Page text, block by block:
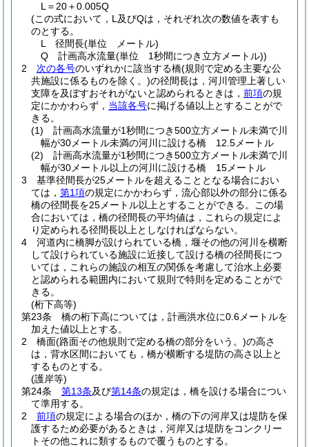
L＝20＋0.005Q
(この式において，L及びQは，それぞれ次の数値を表すも
のとする。
L 径間長(単位 メートル)
Q 計画高水流量(単位 1秒間につき立方メートル))
2
次の各号のいずれかに該当する橋(規則で定める主要な公
共施設に係るものを除く。)の径間長は，河川管理上著しい
支障を及ぼすおそれがないと認められるときは， 前項の規
定にかかわらず， 当該各号に掲げる値以上とすることがで
きる。
(1)
計画高水流量が1秒間につき500立方メートル未満で川
幅が30メートル未満の河川に設ける橋 12.5メートル
(2)
計画高水流量が1秒間につき500立方メートル未満で川
幅が30メートル以上の河川に設ける橋 15メートル
3
基準径間長が25メートルを超えることとなる場合におい
ては， 第1項の規定にかかわらず，流心部以外の部分に係る
橋の径間長を25メートル以上とすることができる。
この場
合においては，橋の径間長の平均値は，これらの規定によ
り定められる径間長以上としなければならない。
4
河道内に橋脚が設けられている橋，堰その他の河川を横断
して設けられている施設に近接して設ける橋の径間長につ
いては，これらの施設の相互の関係を考慮して治水上必要
と認められる範囲内において規則で特則を定めることがで
きる。
(桁下高等)
第23条
橋の桁下高については，計画洪水位に0.6メートルを
加えた値以上とする。
2
橋面(路面その他規則で定める橋の部分をいう。)の高さ
は，背水区間においても，橋が横断する堤防の高さ以上と
するものとする。
(護岸等)
第24条
第13条及び第14条の規定は，橋を設ける場合につい
て準用する。
2
前項の規定による場合のほか，橋の下の河岸又は堤防を保
護するため必要があるときは，河岸又は堤防をコンクリー
トその他これに類するもので覆うものとする。